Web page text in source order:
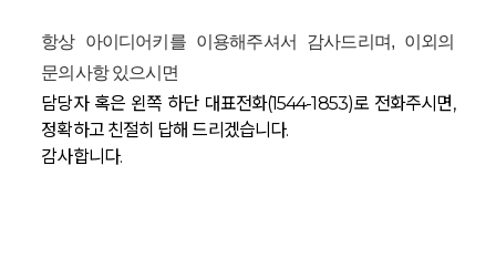
항상 아이디어키를 이용해주셔서 감사드리며, 이외의
문의사항 있으시면
담당자 혹은 왼쪽 하단 대표전화(1544-1853)로 전화주시면,
정확하고 친절히 답해 드리겠습니다.
감사합니다.